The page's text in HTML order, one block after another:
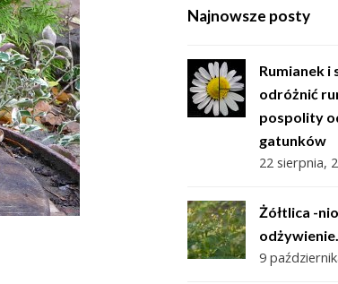
Najnowsze posty
Rumianek i
odróżnić
pospolity
gatunków
22 sierpnia,
Żółtlica -
odżywienie.
9